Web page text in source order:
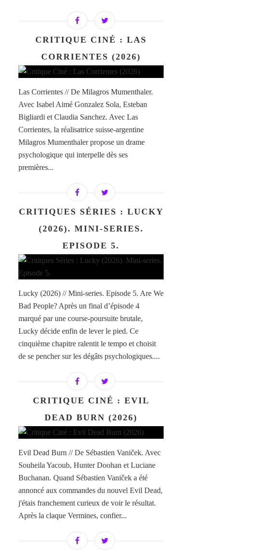
CRITIQUE CINÉ : LAS
CORRIENTES (2026)
Las Corrientes // De Milagros Mumenthaler.
Avec Isabel Aimé Gonzalez Sola, Esteban
Bigliardi et Claudia Sanchez. Avec Las
Corrientes, la réalisatrice suisse-argentine
Milagros Mumenthaler propose un drame
psychologique qui interpelle dès ses
premières...
CRITIQUES SÉRIES : LUCKY
(2026). MINI-SERIES.
EPISODE 5.
Lucky (2026) // Mini-series. Episode 5. Are We
Bad People? Après un final d’épisode 4
marqué par une course-poursuite brutale,
Lucky décide enfin de lever le pied. Ce
cinquième chapitre ralentit le tempo et choisit
de se pencher sur les dégâts psychologiques....
CRITIQUE CINÉ : EVIL
DEAD BURN (2026)
Evil Dead Burn // De Sébastien Vaniček. Avec
Souheila Yacoub, Hunter Doohan et Luciane
Buchanan. Quand Sébastien Vaniček a été
annoncé aux commandes du nouvel Evil Dead,
j'étais franchement curieux de voir le résultat.
Après la claque Vermines, confier...